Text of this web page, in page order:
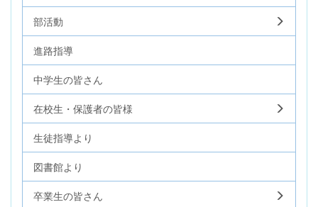
部活動
進路指導
中学生の皆さん
在校生・保護者の皆様
生徒指導より
図書館より
卒業生の皆さん